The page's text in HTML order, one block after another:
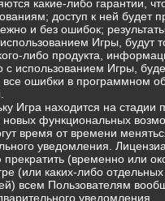
какие-либо гарантии,
доступ к ней будет
и без ошибок;
Игры, будут
либо продукта,
с использованием Игры,
ошибки в программном
Игра находится на стадии
новых функциональных
время от времени
уведомления.
(временно или
(или каких-либо
всем Пользователям
уведомления.